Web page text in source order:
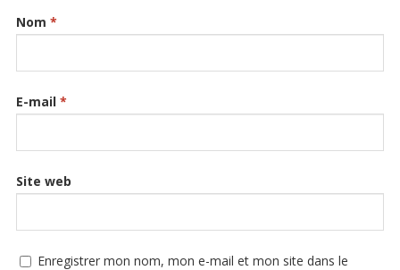
Nom *
E-mail *
Site web
Enregistrer mon nom, mon e-mail et mon site dans le